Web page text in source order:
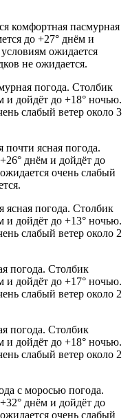
комфортная пасмурная
до +27° днём и
ожидается
не ожидается.
погода. Столбик
и дойдёт до +18° ночью.
слабый ветер около 3
почти ясная погода.
днём и дойдёт до
очень слабый
ясная погода. Столбик
и дойдёт до +13° ночью.
слабый ветер около 2
погода. Столбик
и дойдёт до +17° ночью.
слабый ветер около 2
погода. Столбик
и дойдёт до +18° ночью.
слабый ветер около 2
с моросью погода.
днём и дойдёт до
очень слабый